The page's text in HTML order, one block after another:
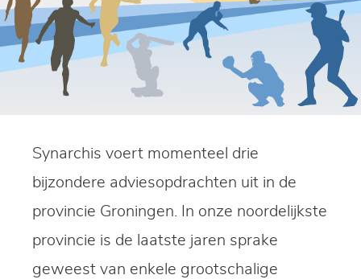
Synarchis voert momenteel drie
bijzondere adviesopdrachten uit in de
provincie Groningen. In onze noordelijkste
provincie is de laatste jaren sprake
geweest van enkele grootschalige